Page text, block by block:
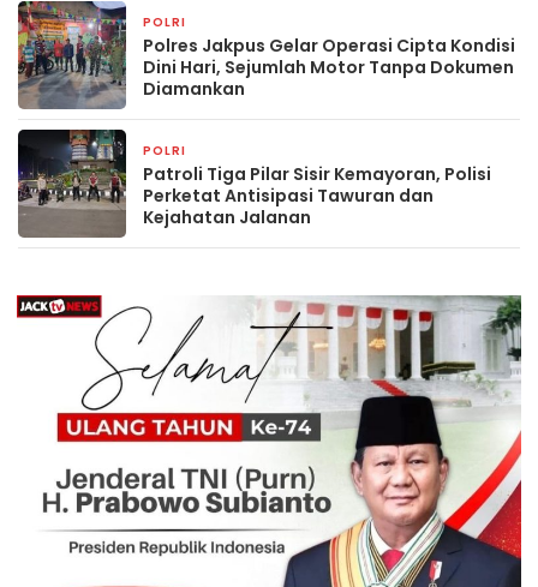
POLRI
Polres Jakpus Gelar Operasi Cipta Kondisi
Dini Hari, Sejumlah Motor Tanpa Dokumen
Diamankan
POLRI
Patroli Tiga Pilar Sisir Kemayoran, Polisi
Perketat Antisipasi Tawuran dan
Kejahatan Jalanan